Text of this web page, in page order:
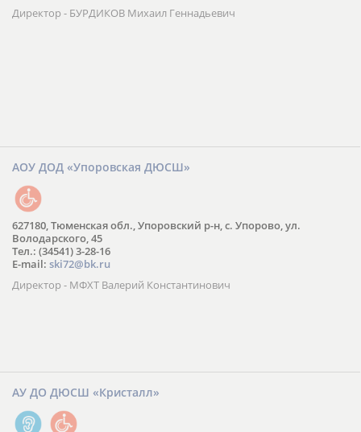
Директор - БУРДИКОВ Михаил Геннадьевич
АОУ ДОД «Упоровская ДЮСШ»
627180, Тюменская обл., Упоровский р-н, с. Упорово, ул.
Володарского, 45
Тел.: (34541) 3-28-16
E-mail: ski72@bk.ru
Директор - МФХТ Валерий Константинович
АУ ДО ДЮСШ «Кристалл»